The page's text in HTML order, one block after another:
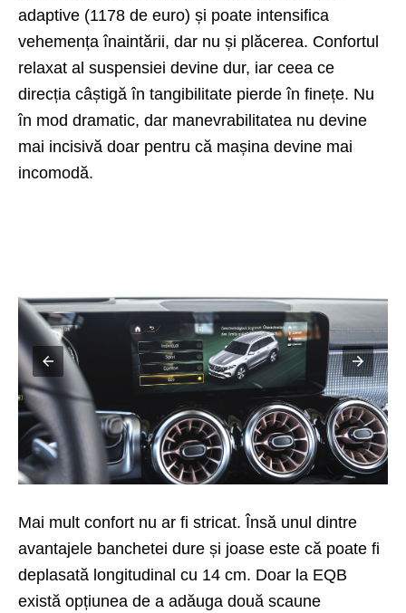
adaptive (1178 de euro) și poate intensifica
vehemența înaintării, dar nu și plăcerea. Confortul
relaxat al suspensiei devine dur, iar ceea ce
direcția câștigă în tangibilitate pierde în finețe. Nu
în mod dramatic, dar manevrabilitatea nu devine
mai incisivă doar pentru că mașina devine mai
incomodă.
Mai mult confort nu ar fi stricat. Însă unul dintre
avantajele banchetei dure și joase este că poate fi
deplasată longitudinal cu 14 cm. Doar la EQB
există opțiunea de a adăuga două scaune